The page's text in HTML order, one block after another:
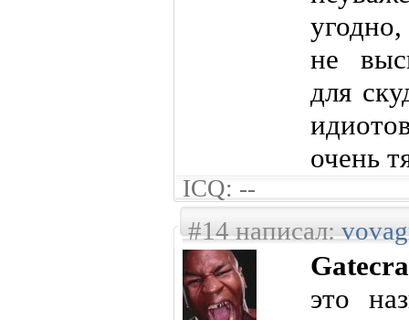
не
для
очень
ICQ: --
#14 написал:
это